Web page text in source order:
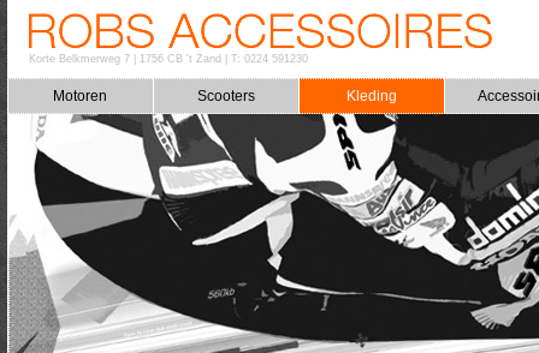
Korte Belkmerweg 7| 1756 CB 't Zand T: 0224 591230
Motoren Scooters Kleding